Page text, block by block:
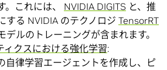
。これには、 NVIDIA DIGITS と、推
する NVIDIA のテクノロジ TensorRT
デルのトレーニングが含まれます。
クスにおける強化学習:
自律学習エージェントを作成し、ピ